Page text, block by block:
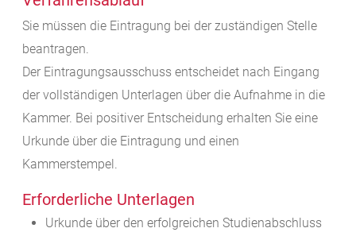
Sie müssen die Eintragung bei der zuständigen Stelle
beantragen.
Der Eintragungsausschuss entscheidet nach Eingang
der vollständigen Unterlagen über die Aufnahme in die
Kammer. Bei positiver Entscheidung erhalten Sie eine
Urkunde über die Eintragung und einen
Kammerstempel.
Erforderliche Unterlagen
Urkunde über den erfolgreichen Studienabschluss